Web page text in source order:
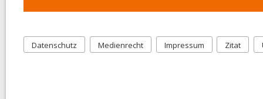
Datenschutz Medienrecht Impressum Zitat